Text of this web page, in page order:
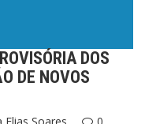
DOS
DE NOVOS
Elias Soares
0